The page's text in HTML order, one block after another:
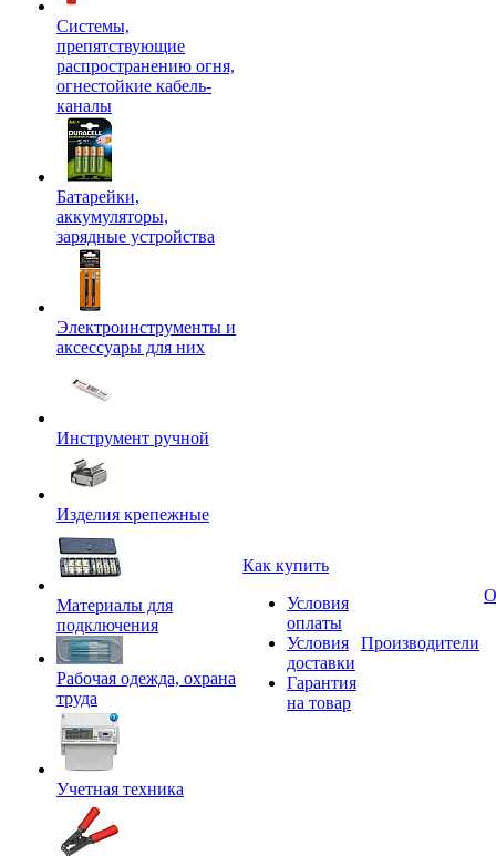
Системы,
препятствующие
распространению огня,
огнестойкие кабель-
каналы
Батарейки,
аккумуляторы,
зарядные устройства
Электроинструменты и
аксессуары для них
Инструмент ручной
Изделия крепежные
Материалы для
подключения
Рабочая одежда, охрана
труда
Учетная техника
Как купить
Условия
оплаты
Условия
доставки
Гарантия
на товар
Производители